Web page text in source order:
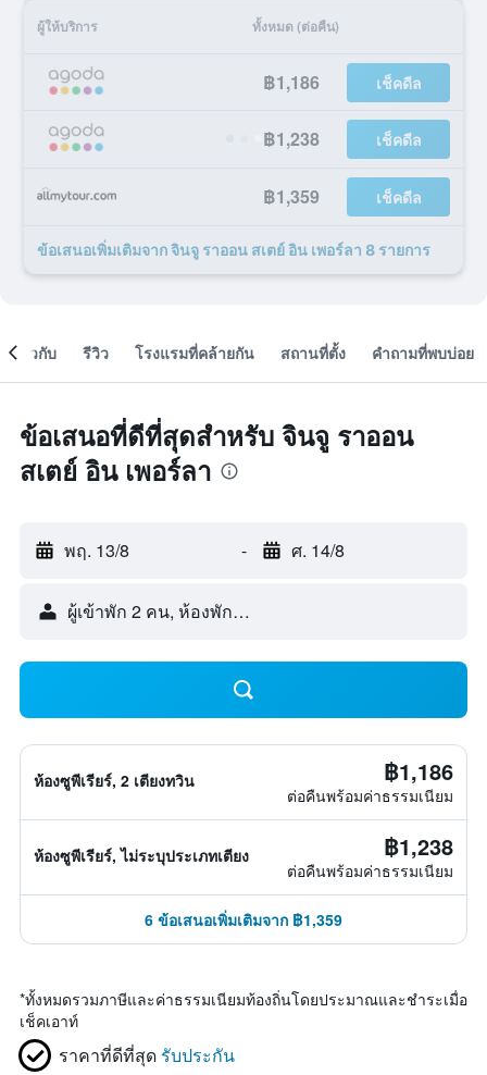
ผู้ให้บริการ ทั้งหมด (ต่อคืน)
฿1,186 เช็คดีล
฿1,238 เช็คดีล
฿1,359 เช็คดีล
ข้อเสนอเพิ่มเติมจาก จินจู ราออน สเตย์ อิน เพอร์ลา 8 รายการ
เกี่ยวกับ รีวิว โรงแรมที่คล้ายกัน สถานที่ตั้ง คำถามที่พบบ่อย
ข้อเสนอที่ดีที่สุดสำหรับ จินจู ราออน
สเตย์ อิน เพอร์ลา
พฤ. 13/8 - ศ. 14/8
ผู้เข้าพัก 2 คน, ห้องพัก 1 ห้อง
ห้องซูพีเรียร์, 2 เตียงทวิน ฿1,186
ต่อคืนพร้อมค่าธรรมเนียม
ห้องซูพีเรียร์, ไม่ระบุประเภทเตียง ฿1,238
ต่อคืนพร้อมค่าธรรมเนียม
6 ข้อเสนอเพิ่มเติมจาก ฿1,359
*ทั้งหมดรวมภาษีและค่าธรรมเนียมท้องถิ่นโดยประมาณและชำระเมื่อ
เช็คเอาท์
ราคาที่ดีที่สุด รับประกัน